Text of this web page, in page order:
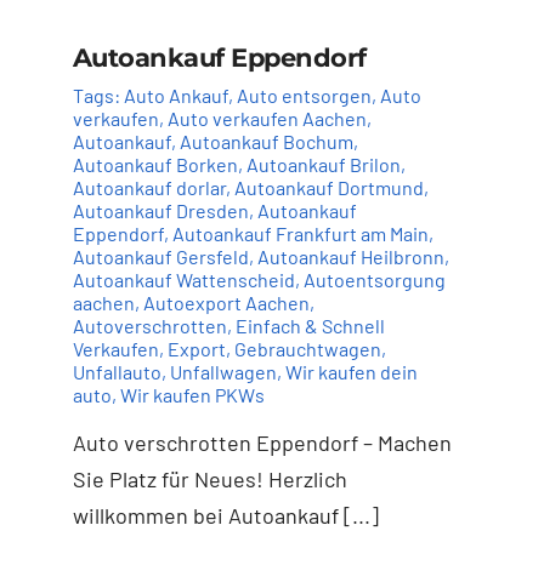
Autoankauf Eppendorf
Tags: Auto Ankauf, Auto entsorgen, Auto
verkaufen, Auto verkaufen Aachen,
Autoankauf, Autoankauf Bochum,
Autoankauf Borken, Autoankauf Brilon,
Autoankauf dorlar, Autoankauf Dortmund,
Autoankauf Dresden, Autoankauf
Eppendorf, Autoankauf Frankfurt am Main,
Autoankauf Gersfeld, Autoankauf Heilbronn,
Autoankauf Wattenscheid, Autoentsorgung
aachen, Autoexport Aachen,
Autoverschrotten, Einfach & Schnell
Verkaufen, Export, Gebrauchtwagen,
Unfallauto, Unfallwagen, Wir kaufen dein
auto, Wir kaufen PKWs
Auto verschrotten Eppendorf – Machen
Sie Platz für Neues! Herzlich
willkommen bei Autoankauf [...]